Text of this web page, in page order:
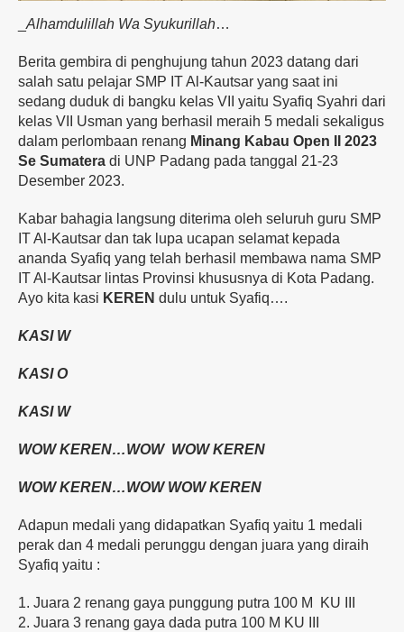
Alhamdulillah Wa Syukurillah…
Berita gembira di penghujung tahun 2023 datang dari
salah satu pelajar SMP IT Al-Kautsar yang saat ini
sedang duduk di bangku kelas VII yaitu Syafiq Syahri dari
kelas VII Usman yang berhasil meraih 5 medali sekaligus
dalam perlombaan renang Minang Kabau Open II 2023
Se Sumatera di UNP Padang pada tanggal 21-23
Desember 2023.
Kabar bahagia langsung diterima oleh seluruh guru SMP
IT Al-Kautsar dan tak lupa ucapan selamat kepada
ananda Syafiq yang telah berhasil membawa nama SMP
IT Al-Kautsar lintas Provinsi khususnya di Kota Padang.
Ayo kita kasi KEREN dulu untuk Syafiq….
KASI W
KASI O
KASI W
WOW KEREN…WOW WOW KEREN
WOW KEREN…WOW WOW KEREN
Adapun medali yang didapatkan Syafiq yaitu 1 medali
perak dan 4 medali perunggu dengan juara yang diraih
Syafiq yaitu :
1. Juara 2 renang gaya punggung putra 100 M KU III
2. Juara 3 renang gaya dada putra 100 M KU III